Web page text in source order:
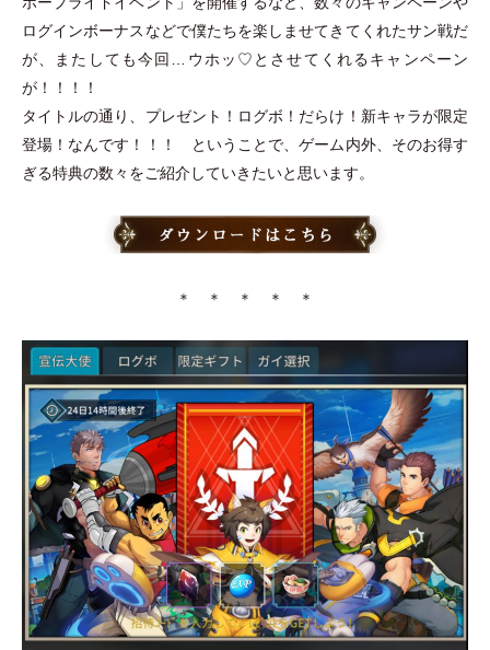
ログインボーナスなどで僕たちを楽しませてきてくれたサン戦だ
が、またしても今回…ウホッ♡とさせてくれるキャンペーン
が！！！！
タイトルの通り、プレゼント！ログボ！だらけ！新キャラが限定
登場！なんです！！！ ということで、ゲーム内外、そのお得す
ぎる特典の数々をご紹介していきたいと思います。
＊ ＊ ＊ ＊ ＊